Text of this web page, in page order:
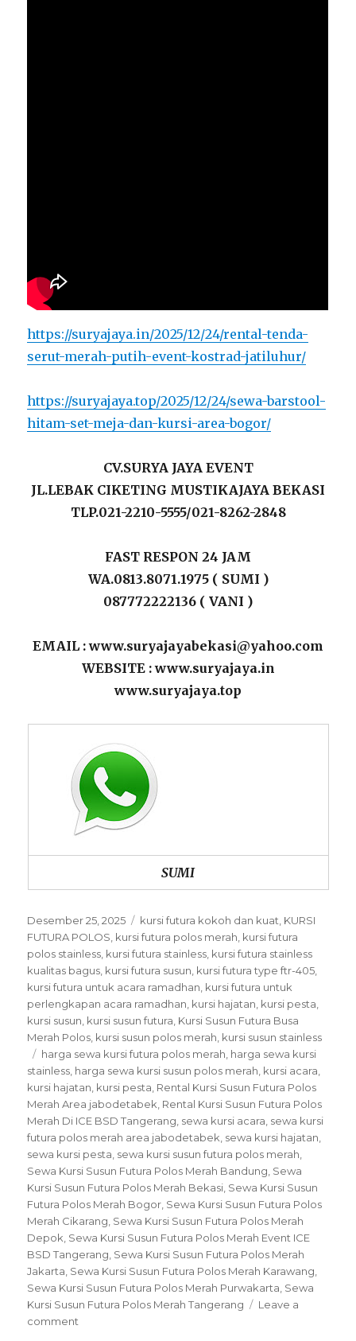
https://suryajaya.in/2025/12/24/rental-tenda-
serut-merah-putih-event-kostrad-jatiluhur/
https://suryajaya.top/2025/12/24/sewa-barstool-
hitam-set-meja-dan-kursi-area-bogor/
CV.SURYA JAYA EVENT
JL.LEBAK CIKETING MUSTIKAJAYA BEKASI
TLP.021-2210-5555/021-8262-2848
FAST RESPON 24 JAM
WA.0813.8071.1975 ( SUMI )
087772222136 ( VANI )
EMAIL : www.suryajayabekasi@yahoo.com
WEBSITE : www.suryajaya.in
www.suryajaya.top
SUMI
Posted
on
Desember 25, 2025 Categories
kursi futura kokoh dan kuat KURSI
FUTURA POLOS kursi futura polos merah kursi futura
polos stainless kursi futura stainless kursi futura stainless
kualitas bagus kursi futura susun kursi futura type ftr-405
kursi futura untuk acara ramadhan kursi futura untuk
perlengkapan acara ramadhan kursi hajatan kursi pesta
kursi susun kursi susun futura Kursi Susun Futura Busa
Merah Polos kursi susun polos merah kursi susun stainless
Tags
harga sewa kursi futura polos merah harga sewa kursi
stainless harga sewa kursi susun polos merah kursi acara
kursi hajatan kursi pesta Rental Kursi Susun Futura Polos
Merah Area jabodetabek Rental Kursi Susun Futura Polos
Merah Di ICE BSD Tangerang sewa kursi acara sewa kursi
futura polos merah area jabodetabek sewa kursi hajatan
sewa kursi pesta sewa kursi susun futura polos merah
Sewa Kursi Susun Futura Polos Merah Bandung Sewa
Kursi Susun Futura Polos Merah Bekasi Sewa Kursi Susun
Futura Polos Merah Bogor Sewa Kursi Susun Futura Polos
Merah Cikarang Sewa Kursi Susun Futura Polos Merah
Depok Sewa Kursi Susun Futura Polos Merah Event ICE
BSD Tangerang Sewa Kursi Susun Futura Polos Merah
Jakarta Sewa Kursi Susun Futura Polos Merah Karawang
Sewa Kursi Susun Futura Polos Merah Purwakarta Sewa
Kursi Susun Futura Polos Merah Tangerang
Leave a
comment